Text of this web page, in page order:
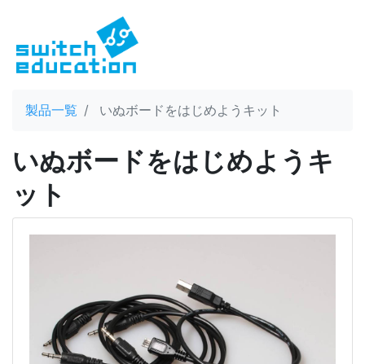
製品一覧 いぬボードをはじめようキット
いぬボードをはじめようキ
ット